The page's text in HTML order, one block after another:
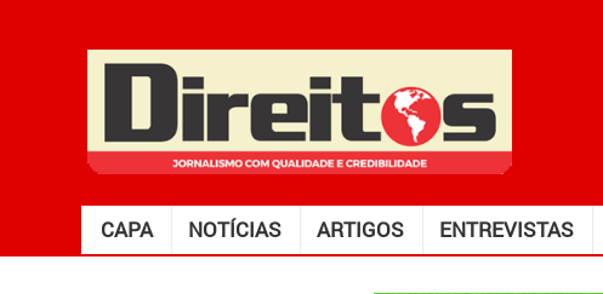
CAPA NOTÍCIAS ARTIGOS ENTREVISTAS